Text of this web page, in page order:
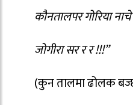
कौनतालपर गोरिया
जोगीरा सर र र !!!”
(कुन तालमा ढोलक